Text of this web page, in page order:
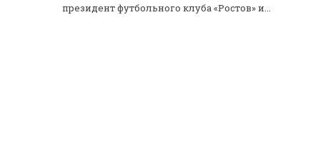
президент футбольного клуба «Ростов» и...